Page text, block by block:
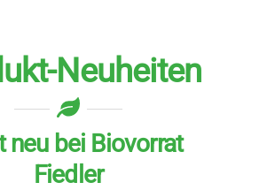
Neuheiten
neu bei Biovorrat
Fiedler